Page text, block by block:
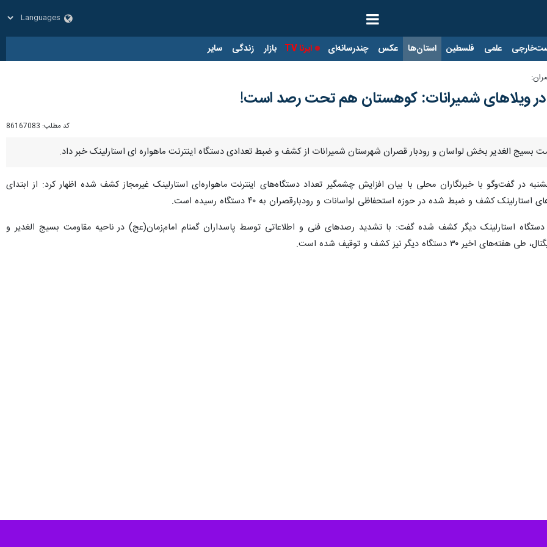
علمی فلسطین استان‌ها عکس چندرسانه‌ای ایرنا TV بازار زندگی سایر
ویلاهای شمیرانات: کوهستان هم تحت رصد است!
کد مطلب: 86167083